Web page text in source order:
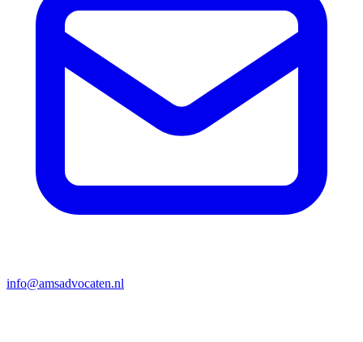
info@amsadvocaten.nl